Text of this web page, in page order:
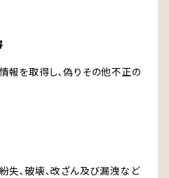
報を取得し、偽りその他不正の
失、破壊、改ざん及び漏洩など